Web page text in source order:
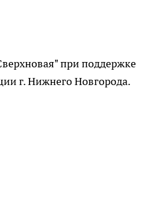
при поддержке
г. Нижнего Новгорода.